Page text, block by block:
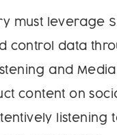
must leverage
control data
and Media
content on
listening